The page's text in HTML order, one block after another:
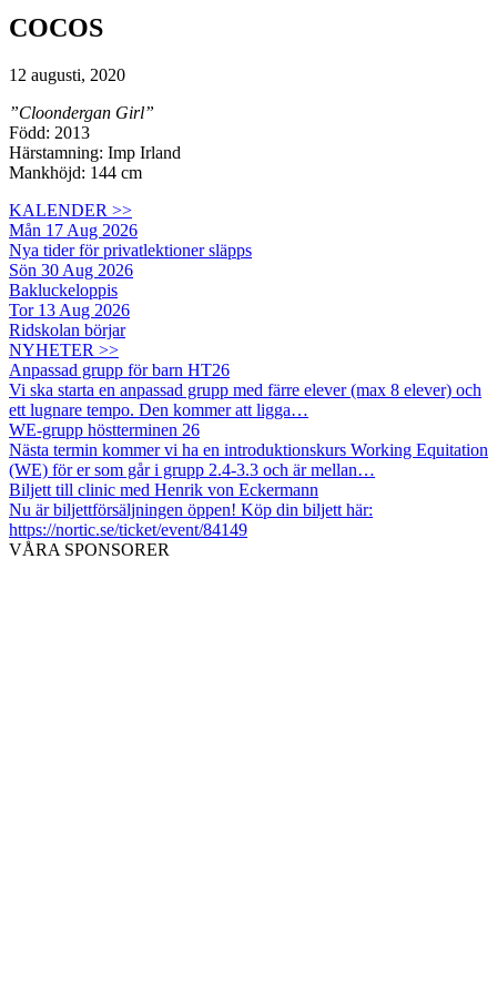
COCOS
12 augusti, 2020
”Cloondergan Girl”
Född: 2013
Härstamning: Imp Irland
Mankhöjd: 144 cm
KALENDER >>
Mån 17 Aug 2026
Nya tider för privatlektioner släpps
Sön 30 Aug 2026
Bakluckeloppis
Tor 13 Aug 2026
Ridskolan börjar
NYHETER >>
Anpassad grupp för barn HT26
Vi ska starta en anpassad grupp med färre elever (max 8 elever) och
ett lugnare tempo. Den kommer att ligga…
WE-grupp höstterminen 26
Nästa termin kommer vi ha en introduktionskurs Working Equitation
(WE) för er som går i grupp 2.4-3.3 och är mellan…
Biljett till clinic med Henrik von Eckermann
Nu är biljettförsäljningen öppen! Köp din biljett här:
https://nortic.se/ticket/event/84149
VÅRA SPONSORER